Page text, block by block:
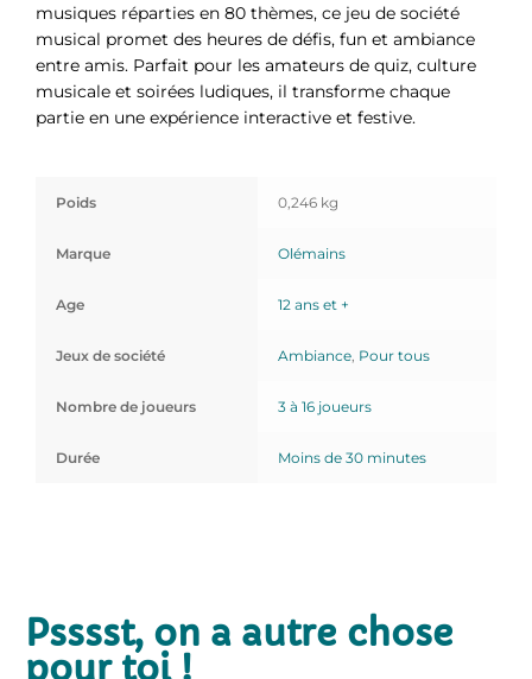
musiques réparties en 80 thèmes, ce jeu de société
musical promet des heures de défis, fun et ambiance
entre amis. Parfait pour les amateurs de quiz, culture
musicale et soirées ludiques, il transforme chaque
partie en une expérience interactive et festive.
Poids 0,246 kg
Marque Olémains
Age 12 ans et +
Jeux de société Ambiance, Pour tous
Nombre de joueurs 3 à 16 joueurs
Durée Moins de 30 minutes
Psssst, on a autre chose
pour toi !